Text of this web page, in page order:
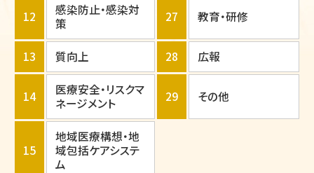
12
感染防止・感染対
策
27 教育・研修
13 質向上 28 広報
14
医療安全・リスクマ
ネージメント
29 その他
15
地域医療構想・地
域包括ケアシステ
ム